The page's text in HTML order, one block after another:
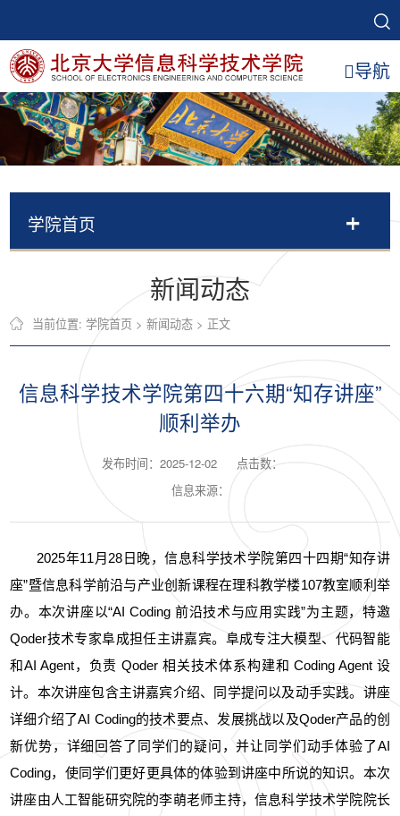
导航
学院首页
新闻动态
当前位置:学院首页 >新闻动态 > 正文
信息科学技术学院第四十六期“知存讲座”
顺利举办
发布时间：2025-12-02
点击数：
信息来源：
2025年11月28日晚，信息科学技术学院第四十四期“知存讲
座”暨信息科学前沿与产业创新课程在理科教学楼107教室顺利举
办。本次讲座以“AI Coding 前沿技术与应用实践”为主题，特邀
Qoder技术专家阜成担任主讲嘉宾。阜成专注大模型、代码智能
和AI Agent，负责 Qoder 相关技术体系构建和 Coding Agent 设
计。本次讲座包含主讲嘉宾介绍、同学提问以及动手实践。讲座
详细介绍了AI Coding的技术要点、发展挑战以及Qoder产品的创
新优势，详细回答了同学们的疑问，并让同学们动手体验了AI
Coding，使同学们更好更具体的体验到讲座中所说的知识。本次
讲座由人工智能研究院的李萌老师主持，信息科学技术学院院长